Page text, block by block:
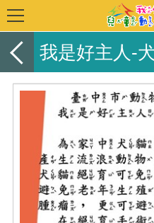
我是好主人-